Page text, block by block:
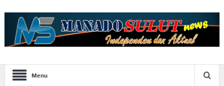
Menu